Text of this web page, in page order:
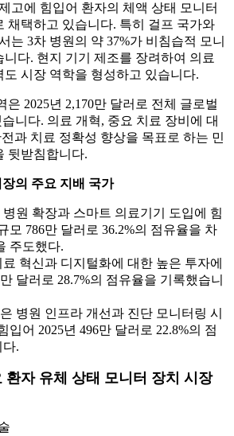
고에 힘입어 환자의 체액 상태 모니터
채택하고 있습니다. 특히 걸프 국가와
는 3차 병원의 약 37%가 비침습적 모니
다. 현지 기기 제조를 장려하여 의료
시장 역학을 형성하고 있습니다.
은 2025년 2,170만 달러로 전체 글로벌
니다. 의료 개혁, 중요 치료 장비에 대
과 치료 정확성 향상을 목표로 하는 민
뒷받침합니다.
의 주요 지배 국가
원 확장과 스마트 의료기기 도입에 힘
모 786만 달러로 36.2%의 점유율을 차
주도했다.
혁신과 디지털화에 대한 높은 투자에
달러로 28.7%의 점유율을 기록했습니
병원 인프라 개선과 진단 모니터링 시
입어 2025년 496만 달러로 22.8%의 점
다.
환자 유체 상태 모니터 장치 시장